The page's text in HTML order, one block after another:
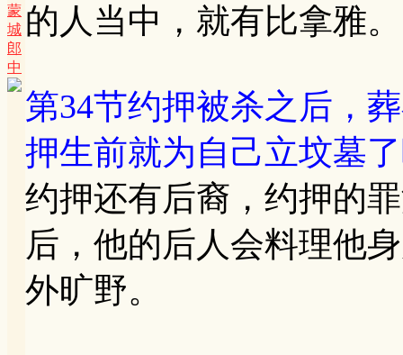
蒙
城
郎
中
的人当中，就有比拿雅。
第34节约押被杀之后，
押生前就为自己立坟墓
约押还有后裔，约押的
后，他的后人会料理他
外旷野。